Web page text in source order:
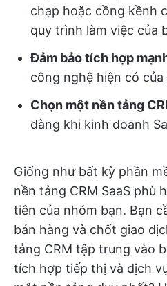
chạp hoặc cồng kềnh
quy trình làm việc của
Đảm bảo tích hợp
công nghệ hiện có của
Chọn một nền tảng
dàng khi kinh doanh
Giống như bất kỳ phần
nền tảng CRM SaaS phù
tiên của nhóm bạn. Bạn
bán hàng và chốt giao
tảng CRM tập trung vào
tích hợp tiếp thị và dịch